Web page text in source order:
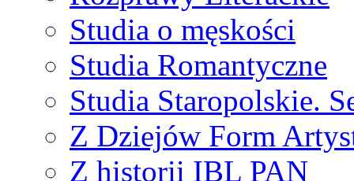
Studia o męskości
Studia Romantyczne
Studia Staropolskie.
Z Dziejów Form
Z historii IBL PAN